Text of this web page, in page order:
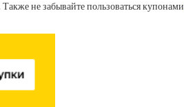
не забывайте пользоваться купонами